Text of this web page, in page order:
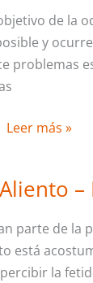
de la
y
problemas
de
los
Implantes
Dentales
Leer más »
parte de la
está
la
Mal
–
Elimina
la